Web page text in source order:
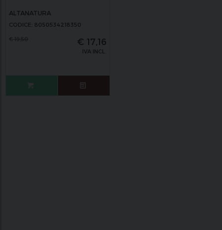
ALTANATURA
CODICE: 8050534218350
€ 17,16
IVA INCL.